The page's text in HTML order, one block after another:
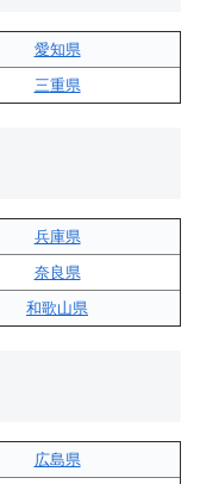
愛知県
三重県
兵庫県
奈良県
和歌山県
広島県